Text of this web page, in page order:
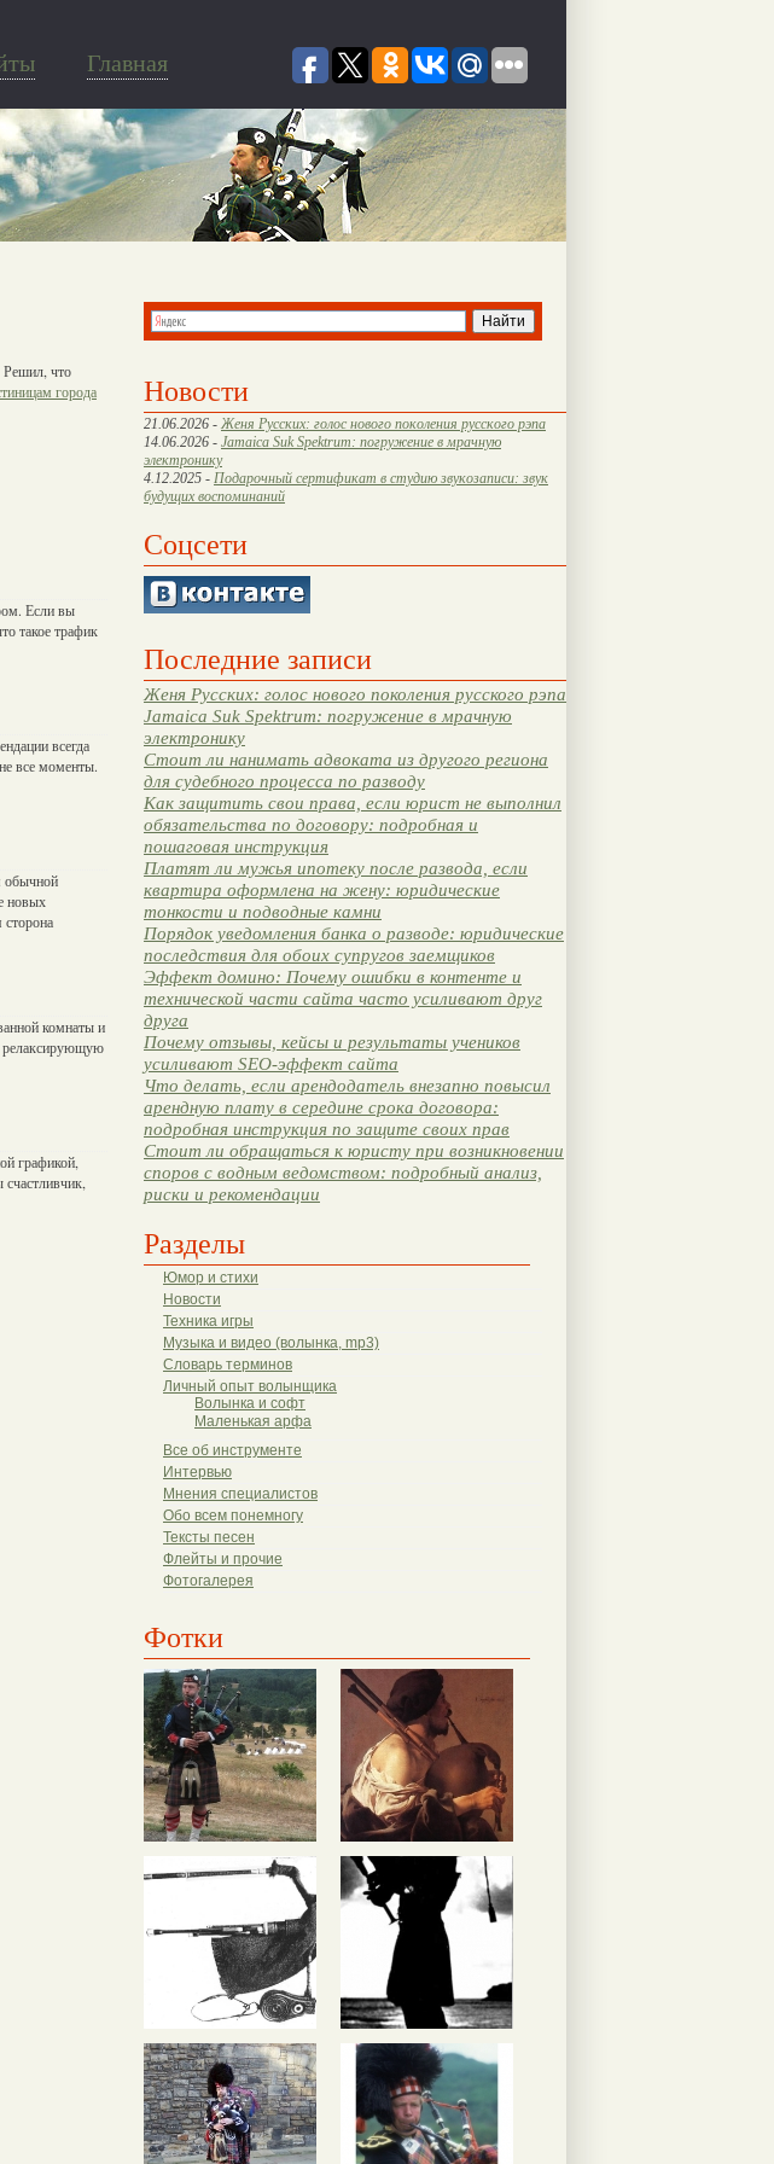
Главная
Новости
21.06.2026 - Женя Русских: голос нового поколения русского рэпа
14.06.2026 - Jamaica Suk Spektrum: погружение в мрачную
электронику
4.12.2025 - Подарочный сертификат в студию звукозаписи: звук
будущих воспоминаний
Соцсети
Последние записи
Женя Русских: голос нового поколения русского рэпа
Jamaica Suk Spektrum: погружение в мрачную
электронику
Стоит ли нанимать адвоката из другого региона
для судебного процесса по разводу
Как защитить свои права, если юрист не выполнил
обязательства по договору: подробная и
пошаговая инструкция
Платят ли мужья ипотеку после развода, если
квартира оформлена на жену: юридические
тонкости и подводные камни
Порядок уведомления банка о разводе: юридические
последствия для обоих супругов заемщиков
Эффект домино: Почему ошибки в контенте и
технической части сайта часто усиливают друг
друга
Почему отзывы, кейсы и результаты учеников
усиливают SEO-эффект сайта
Что делать, если арендодатель внезапно повысил
арендную плату в середине срока договора:
подробная инструкция по защите своих прав
Стоит ли обращаться к юристу при возникновении
споров с водным ведомством: подробный анализ,
риски и рекомендации
Разделы
Юмор и стихи
Новости
Техника игры
Музыка и видео (волынка, mp3)
Словарь терминов
Личный опыт волынщика
Волынка и софт
Маленькая арфа
Все об инструменте
Интервью
Мнения специалистов
Обо всем понемногу
Тексты песен
Флейты и прочие
Фотогалерея
Фотки
Решил, что
города
Если вы
такое трафик
всегда
все моменты.
обычной
новых
сторона
комнаты и
релаксирующую
графикой,